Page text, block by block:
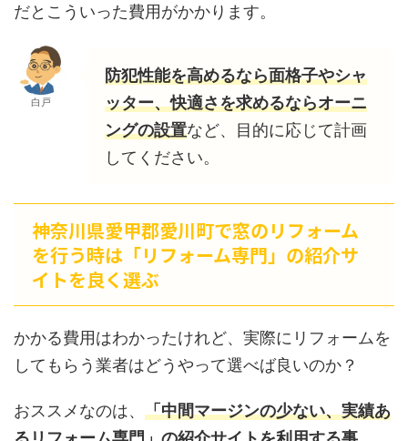
だとこういった費用がかかります。
白戸
防犯性能を高めるなら面格子やシャ
ッター、快適さを求めるならオーニ
ングの設置など、目的に応じて計画
してください。
神奈川県愛甲郡愛川町で窓のリフォーム
を行う時は「リフォーム専門」の紹介サ
イトを良く選ぶ
かかる費用はわかったけれど、実際にリフォームを
してもらう業者はどうやって選べば良いのか？
おススメなのは、 「中間マージンの少ない、実績あ